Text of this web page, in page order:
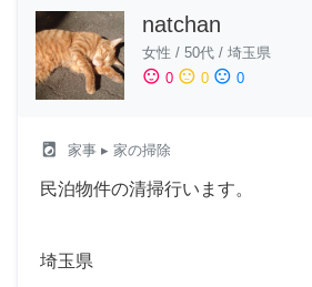
natchan
女性 / 50代 / 埼玉県
sentiment_satisfied 0 sentiment_neutral 0 sentiment_dissatisfied 0
local_laundry_service 家事 ▸ 家の掃除
民泊物件の清掃行います。
埼玉県